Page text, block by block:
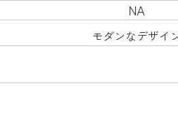
NA
モダンなデザイ